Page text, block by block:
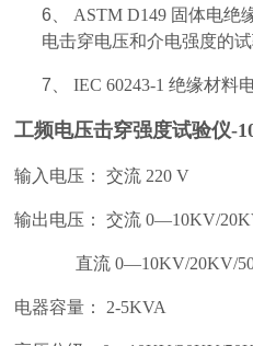
6、 ASTM D149 固体电绝
电击穿电压和介电强度的
7、IEC 60243-1 绝缘材料
工频电压击穿强度试验仪-
输入电压： 交流 220 V
输出电压： 交流 0—10KV/
直流 0—10KV/20KV/
电器容量： 2-5KVA